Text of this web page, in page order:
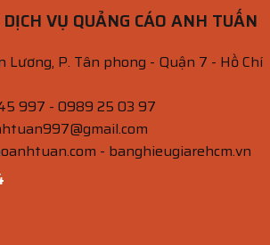
VỤ QUẢNG CÁO ANH TUẤN
Lương, P. Tân phong - Quận 7 - Hồ Chí
997 - 0989 25 03 97
- banghieugiarehcm.vn